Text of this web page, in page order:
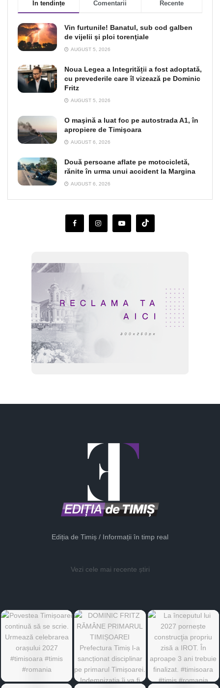
În tendințe Comentarii Recente
Vin furtunile! Banatul, sub cod galben
de vijelii şi ploi torenţiale
AUGUST 5, 2026
Noua Legea a Integrității a fost adoptată,
cu prevederile care îl vizează pe Dominic
Fritz
AUGUST 5, 2026
O maşină a luat foc pe autostrada A1, în
apropiere de Timişoara
AUGUST 6, 2026
Două persoane aflate pe motocicletă,
rănite în urma unui accident la Margina
AUGUST 6, 2026
Ediția de Timiș / Informații în timp real
Vezi cele mai recente știri